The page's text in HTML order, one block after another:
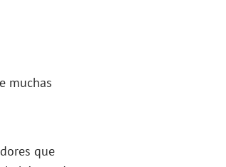
muchas
que